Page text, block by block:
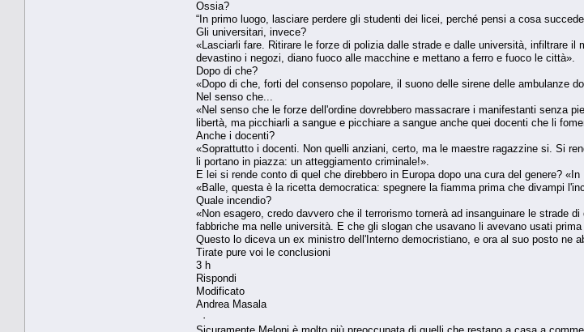
Ossia?
“In primo luogo, lasciare perdere gli studenti dei licei, perché pensi a cosa
Gli universitari, invece?
«Lasciarli fare. Ritirare le forze di polizia dalle strade e dalle università, infiltrare
devastino i negozi, diano fuoco alle macchine e mettano a ferro e fuoco le città».
Dopo di che?
«Dopo di che, forti del consenso popolare, il suono delle sirene delle ambulanze
Nel senso che...
«Nel senso che le forze dell'ordine dovrebbero massacrare i manifestanti senza
libertà, ma picchiarli a sangue e picchiare a sangue anche quei docenti che li
Anche i docenti?
«Soprattutto i docenti. Non quelli anziani, certo, ma le maestre ragazzine si. Si
li portano in piazza: un atteggiamento criminale!».
E lei si rende conto di quel che direbbero in Europa dopo una cura del genere?
«Balle, questa è la ricetta democratica: spegnere la fiamma prima che divampi
Quale incendio?
«Non esagero, credo davvero che il terrorismo tornerà ad insanguinare le strade
fabbriche ma nelle università. E che gli slogan che usavano li avevano usati
Questo lo diceva un ex ministro dell'Interno democristiano, e ora al suo posto ne
Tirate pure voi le conclusioni
3 h
Rispondi
Modificato
Andrea Masala
·